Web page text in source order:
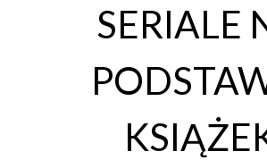
SERIALE